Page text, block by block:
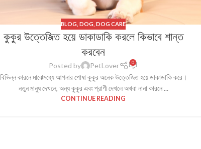
BLOG ,DOG ,DOG CARE
কুকুর উত্তেজিত হয়ে ডাকাডাকি করলে কিভাবে শান্ত
করবেন
Posted by PetLover 0
বিভিন্ন কারনে মাঝেমধ্যে আপনার পোষা কুকুর অনেক উত্তেজিত হয়ে ডাকাডাকি করে।
নতুন মানুষ দেখলে, অন্য কুকুর এবং প্রাণী দেখলে অথবা নানা কারনে ...
CONTINUE READING